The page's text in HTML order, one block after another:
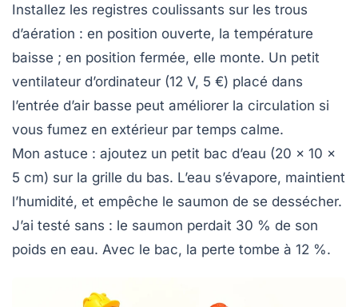
Installez les registres coulissants sur les trous
d’aération : en position ouverte, la température
baisse ; en position fermée, elle monte. Un petit
ventilateur d’ordinateur (12 V, 5 €) placé dans
l’entrée d’air basse peut améliorer la circulation si
vous fumez en extérieur par temps calme.
Mon astuce : ajoutez un petit bac d’eau (20 x 10 x
5 cm) sur la grille du bas. L’eau s’évapore, maintient
l’humidité, et empêche le saumon de se dessécher.
J’ai testé sans : le saumon perdait 30 % de son
poids en eau. Avec le bac, la perte tombe à 12 %.